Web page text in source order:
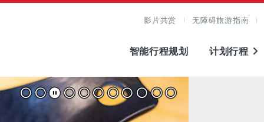
影片共赏 无障碍旅游指南
智能行程规划 计划行程
原图